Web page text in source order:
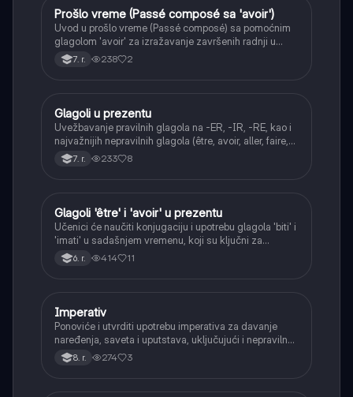
Francuski
Prošlo vreme (Passé composé sa 'avoir')
Uvod u prošlo vreme (Passé composé) sa pomoćnim
glagolom 'avoir' za izražavanje završenih radnji u
prošlosti.
7. r. 238 2
Francuski
Glagoli u prezentu
Uvežbavanje pravilnih glagola na -ER, -IR, -RE, kao i
najvažnijih nepravilnih glagola (être, avoir, aller, faire,
vouloir, pouvoir, prendre, dire, lire, écrire, voir, venir) u
prezentu.
7. r. 233 8
Francuski
Glagoli 'être' i 'avoir' u prezentu
Učenici će naučiti konjugaciju i upotrebu glagola 'biti' i
'imati' u sadašnjem vremenu, koji su ključni za
francuski jezik.
6. r. 414 11
Francuski
Imperativ
Ponoviće i utvrditi upotrebu imperativa za davanje
naređenja, saveta i uputstava, uključujući i nepravilne
oblike.
8. r. 274 3